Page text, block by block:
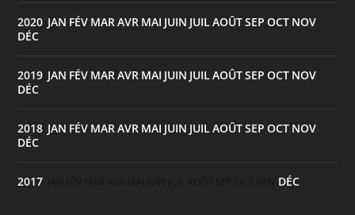
2020 JAN FÉV MARAVR MAI JUIN JUILAOÛTSEP OCT NOV
DÉC
2019 JAN FÉV MARAVR MAI JUIN JUILAOÛTSEP OCT NOV
DÉC
2018 JAN FÉV MARAVR MAI JUIN JUILAOÛTSEP OCT NOV
DÉC
2017 DÉC